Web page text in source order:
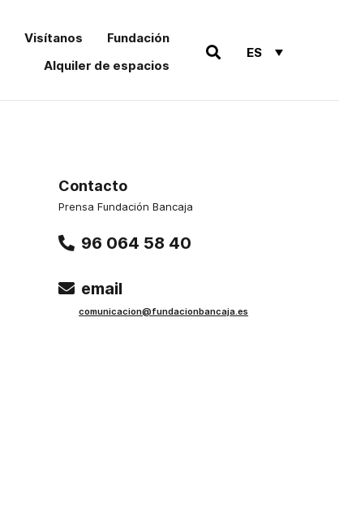
Visítanos
Fundación
Alquiler de espacios
ES
Contacto
Prensa Fundación Bancaja
96 064 58 40
email
comunicacion@fundacionbancaja.es